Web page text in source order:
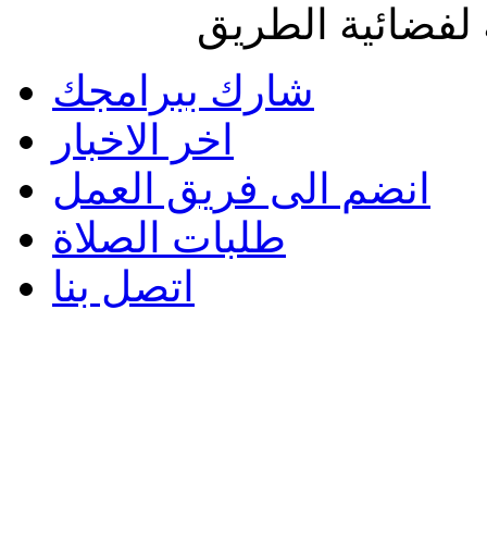
الطريق
شارك ببرامجك
اخر الاخبار
انضم الى فريق العمل
طلبات الصلاة
اتصل بنا